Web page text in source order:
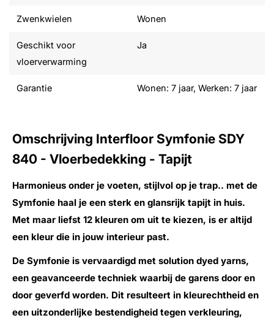
Zwenkwielen Wonen
Geschikt voor
vloerverwarming
Ja
Garantie Wonen: 7 jaar, Werken: 7 jaar
Omschrijving Interfloor Symfonie SDY
840 - Vloerbedekking - Tapijt
Harmonieus onder je voeten, stijlvol op je trap.. met de
Symfonie haal je een sterk en glansrijk tapijt in huis.
Met maar liefst 12 kleuren om uit te kiezen, is er altijd
een kleur die in jouw interieur past.
De Symfonie is vervaardigd met solution dyed yarns,
een geavanceerde techniek waarbij de garens door en
door geverfd worden. Dit resulteert in kleurechtheid en
een uitzonderlijke bestendigheid tegen verkleuring,